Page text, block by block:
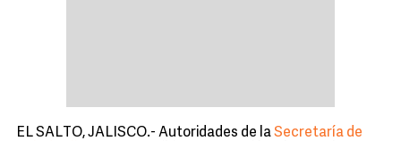
EL SALTO, JALISCO.- Autoridades de laSecretaría de